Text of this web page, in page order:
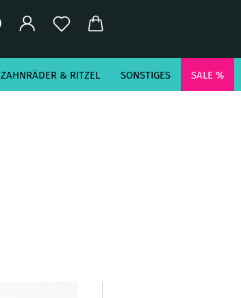
ZAHNRÄDER & RITZEL SONSTIGES SALE %